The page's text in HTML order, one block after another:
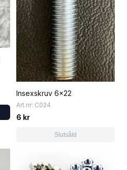
Insexskruv 6x22
Art.nr: C024
6 kr
Slutsåld